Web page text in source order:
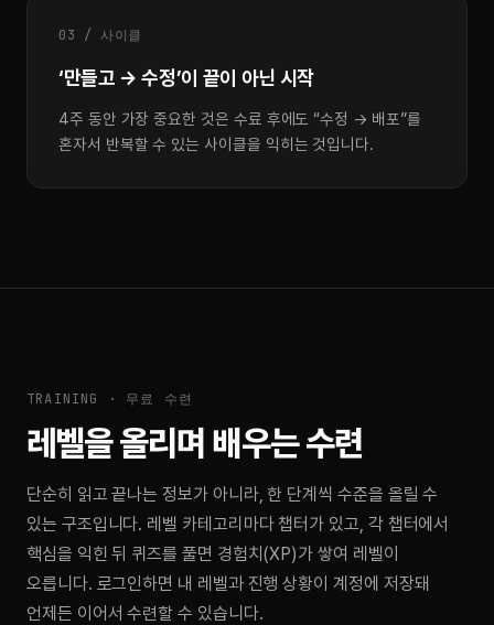
03 / 사이클
‘만들고 → 수정’이 끝이 아닌 시작
4주 동안 가장 중요한 것은 수료 후에도 “수정 → 배포”를
혼자서 반복할 수 있는 사이클을 익히는 것입니다.
TRAINING · 무료 수련
레벨을 올리며 배우는 수련
단순히 읽고 끝나는 정보가 아니라, 한 단계씩 수준을 올릴 수
있는 구조입니다. 레벨 카테고리마다 챕터가 있고, 각 챕터에서
핵심을 익힌 뒤 퀴즈를 풀면 경험치(XP)가 쌓여 레벨이
오릅니다. 로그인하면 내 레벨과 진행 상황이 계정에 저장돼
언제든 이어서 수련할 수 있습니다.